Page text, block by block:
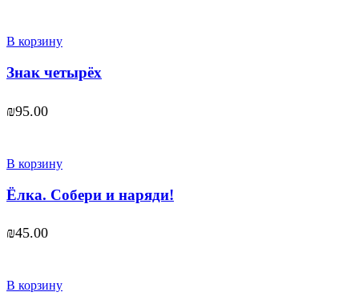
В корзину
Знак четырёх
₪95.00
В корзину
Ёлка. Собери и наряди!
₪45.00
В корзину